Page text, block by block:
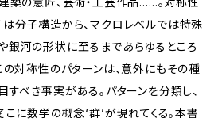
分子構造から、マクロレベルでは特殊
河の形状に至るまであらゆるところ
の対称性のパターンは、意外にもその種
すべき事実がある。パターンを分類し、
こに数学の概念‘群’が現れてくる。本書